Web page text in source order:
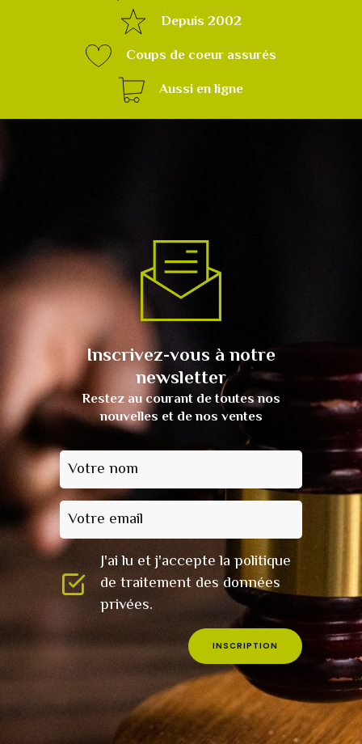
Depuis 2002
Coups de coeur assurés
Aussi en ligne
Inscrivez-vous à notre
newsletter
Restez au courant de toutes nos
nouvelles et de nos ventes
Votre nom
Votre email
J'ai lu et j'accepte la politique
de traitement des données
privées.
INSCRIPTION